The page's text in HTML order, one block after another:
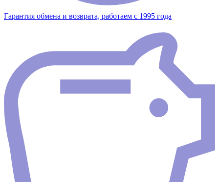
Гарантия обмена и возврата, работаем с 1995 года